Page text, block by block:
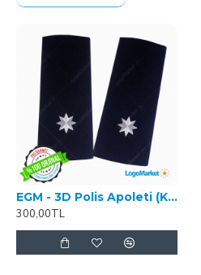
EGM - 3D Polis Apoleti (Komiser Yardımcısı)
300,00TL